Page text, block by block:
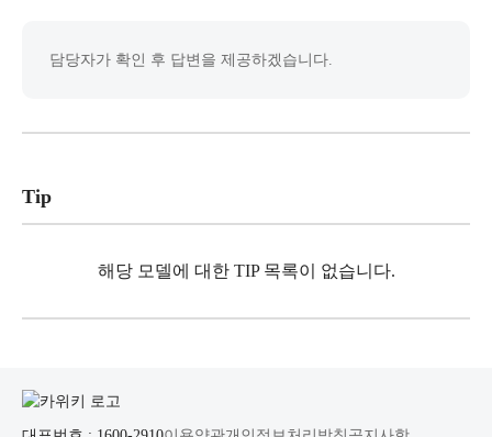
담당자가 확인 후 답변을 제공하겠습니다.
Tip
해당 모델에 대한 TIP 목록이 없습니다.